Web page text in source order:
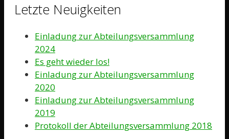
Letzte Neuigkeiten
Einladung zur Abteilungsversammlung
2024
Es geht wieder los!
Einladung zur Abteilungsversammlung
2020
Einladung zur Abteilungsversammlung
2019
Protokoll der Abteilungsversammlung 2018